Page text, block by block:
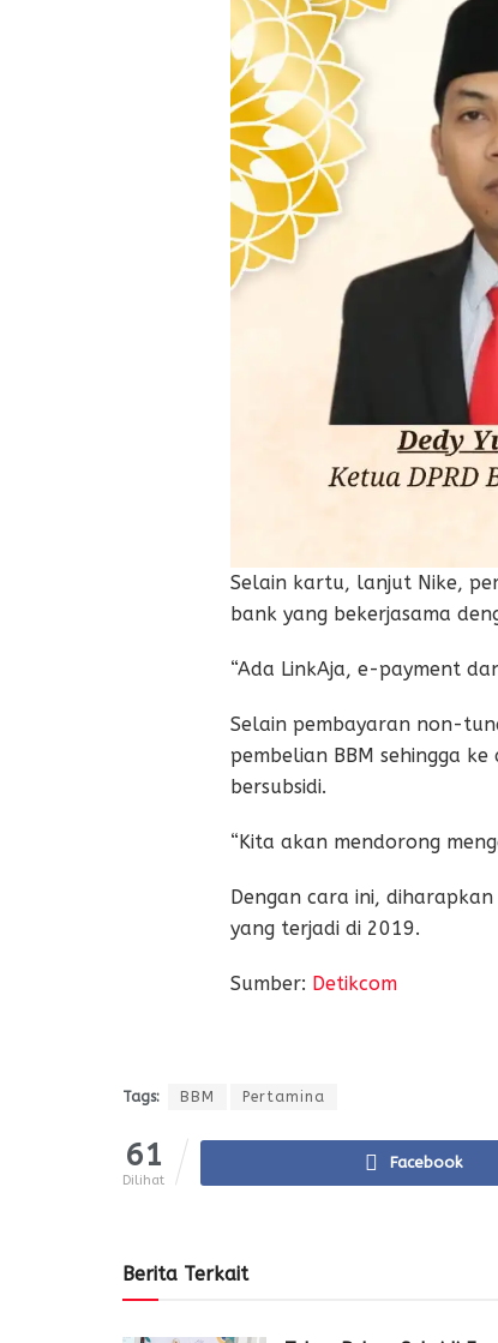
Selain kartu, lanjut Nike,
bank yang bekerjasama
“Ada LinkAja, e-payment
Selain pembayaran non-
pembelian BBM sehingga
bersubsidi.
“Kita akan mendorong
Dengan cara ini,
yang terjadi di 2019.
Sumber: Detikcom
Tags: BBM Pertamina
61
Dilihat
Facebook
Berita Terkait